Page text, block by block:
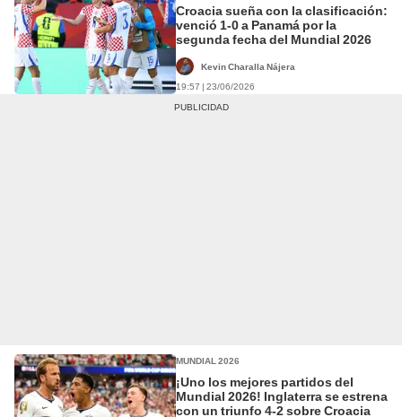
Croacia sueña con la clasificación:
venció 1-0 a Panamá por la
segunda fecha del Mundial 2026
Kevin Charalla Nájera
19:57 | 23/06/2026
MUNDIAL 2026
¡Uno los mejores partidos del
Mundial 2026! Inglaterra se estrena
con un triunfo 4-2 sobre Croacia